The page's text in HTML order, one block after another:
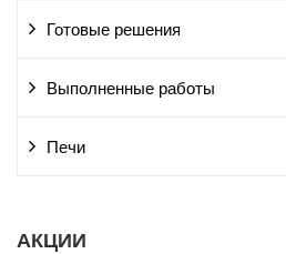
Готовые решения
Выполненные работы
Печи
АКЦИИ